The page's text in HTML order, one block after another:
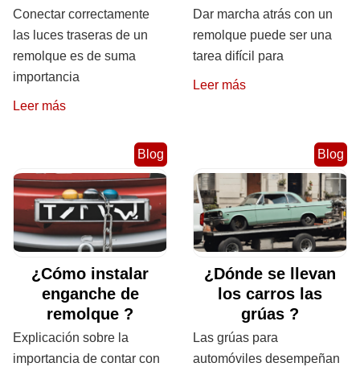
Conectar correctamente
las luces traseras de un
remolque es de suma
importancia
Leer más
Dar marcha atrás con un
remolque puede ser una
tarea difícil para
Leer más
Blog
¿Cómo instalar
enganche de
remolque ?
Explicación sobre la
importancia de contar con
Blog
¿Dónde se llevan
los carros las
grúas ?
Las grúas para
automóviles desempeñan